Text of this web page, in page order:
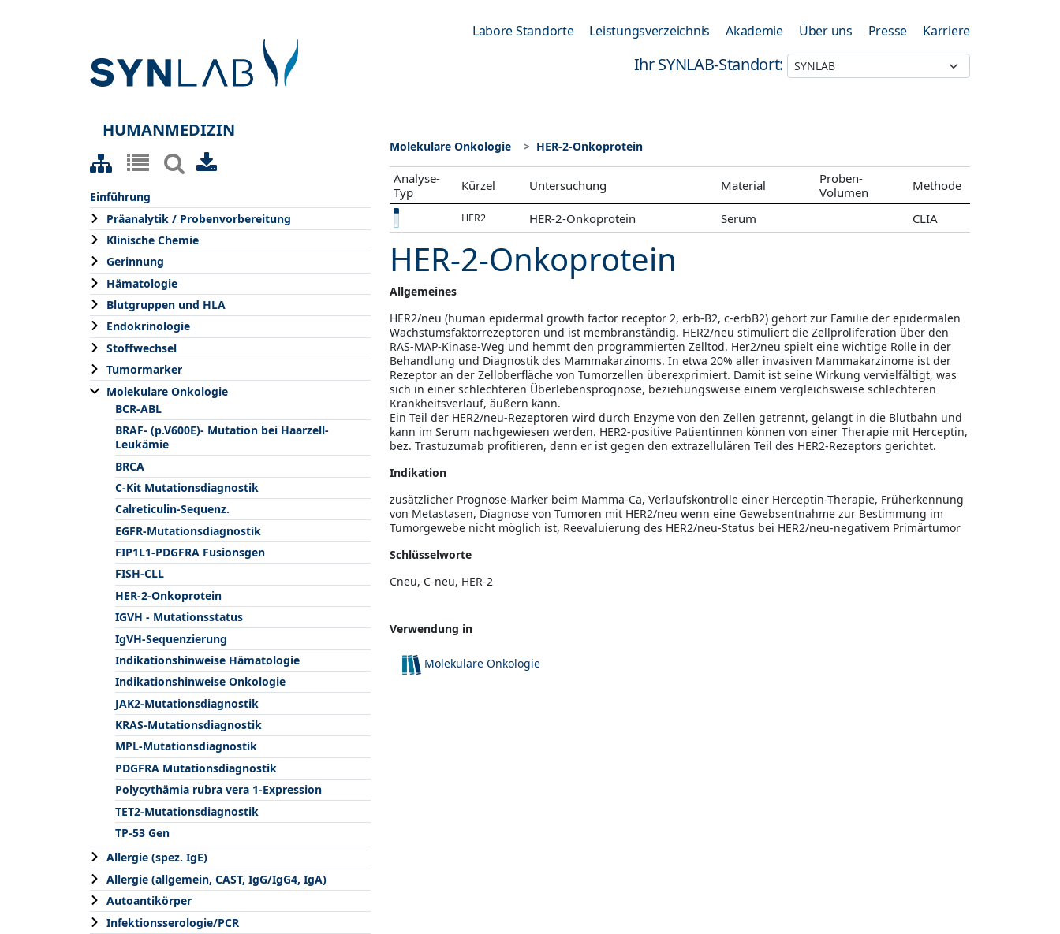
Labore Standorte Leistungsverzeichnis Akademie Über uns Presse Karriere
Ihr SYNLAB-Standort:
HUMANMEDIZIN
Einführung
Präanalytik / Probenvorbereitung
Klinische Chemie
Gerinnung
Hämatologie
Blutgruppen und HLA
Endokrinologie
Stoffwechsel
Tumormarker
Molekulare Onkologie
BCR-ABL
BRAF- (p.V600E)- Mutation bei Haarzell-
Leukämie
BRCA
C-Kit Mutationsdiagnostik
Calreticulin-Sequenz.
EGFR-Mutationsdiagnostik
FIP1L1-PDGFRA Fusionsgen
FISH-CLL
HER-2-Onkoprotein
IGVH - Mutationsstatus
IgVH-Sequenzierung
Indikationshinweise Hämatologie
Indikationshinweise Onkologie
JAK2-Mutationsdiagnostik
KRAS-Mutationsdiagnostik
MPL-Mutationsdiagnostik
PDGFRA Mutationsdiagnostik
Polycythämia rubra vera 1-Expression
TET2-Mutationsdiagnostik
TP-53 Gen
Allergie (spez. IgE)
Allergie (allgemein, CAST, IgG/IgG4, IgA)
Autoantikörper
Infektionsserologie/PCR
Molekulare Onkologie HER-2-Onkoprotein
Analyse-
Typ
Kürzel Untersuchung Material
Proben-
Volumen
Methode
HER2 HER-2-Onkoprotein Serum CLIA
HER-2-Onkoprotein
Allgemeines
HER2/neu (human epidermal growth factor receptor 2, erb-B2, c-erbB2) gehört zur Familie der epidermalen
Wachstumsfaktorrezeptoren und ist membranständig. HER2/neu stimuliert die Zellproliferation über den
RAS-MAP-Kinase-Weg und hemmt den programmierten Zelltod. Her2/neu spielt eine wichtige Rolle in der
Behandlung und Diagnostik des Mammakarzinoms. In etwa 20% aller invasiven Mammakarzinome ist der
Rezeptor an der Zelloberfläche von Tumorzellen überexprimiert. Damit ist seine Wirkung vervielfältigt, was
sich in einer schlechteren Überlebensprognose, beziehungsweise einem vergleichsweise schlechteren
Krankheitsverlauf, äußern kann.
Ein Teil der HER2/neu-Rezeptoren wird durch Enzyme von den Zellen getrennt, gelangt in die Blutbahn und
kann im Serum nachgewiesen werden. HER2-positive Patientinnen können von einer Therapie mit Herceptin,
bez. Trastuzumab profitieren, denn er ist gegen den extrazellulären Teil des HER2-Rezeptors gerichtet.
Indikation
zusätzlicher Prognose-Marker beim Mamma-Ca, Verlaufskontrolle einer Herceptin-Therapie, Früherkennung
von Metastasen, Diagnose von Tumoren mit HER2/neu wenn eine Gewebsentnahme zur Bestimmung im
Tumorgewebe nicht möglich ist, Reevaluierung des HER2/neu-Status bei HER2/neu-negativem Primärtumor
Schlüsselworte
Cneu, C-neu, HER-2
Verwendung in
Molekulare Onkologie